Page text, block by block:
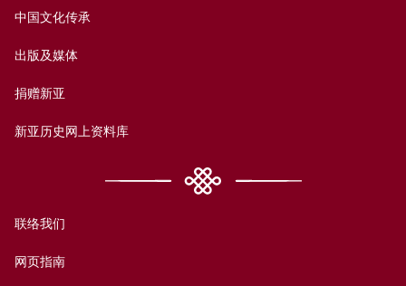
中国文化传承
出版及媒体
捐赠新亚
新亚历史网上资料库
联络我们
网页指南